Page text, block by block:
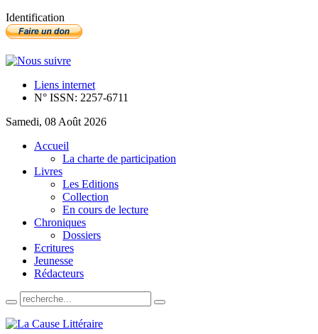
Identification
Liens internet
N° ISSN: 2257-6711
Samedi, 08 Août 2026
Accueil
La charte de participation
Livres
Les Editions
Collection
En cours de lecture
Chroniques
Dossiers
Ecritures
Jeunesse
Rédacteurs